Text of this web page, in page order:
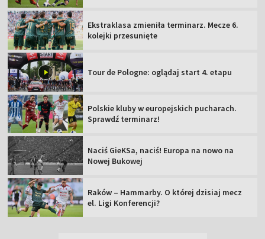
Ekstraklasa zmieniła terminarz. Mecze 6.
kolejki przesunięte
Tour de Pologne: oglądaj start 4. etapu
Polskie kluby w europejskich pucharach.
Sprawdź terminarz!
Naciś GieKSa, naciś! Europa na nowo na
Nowej Bukowej
Raków – Hammarby. O której dzisiaj mecz
el. Ligi Konferencji?